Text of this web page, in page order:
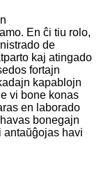
En ĉi tiu rolo,
de
kaj atingado
fortajn
kapablojn
vi bone konas
en laborado
bonegajn
havi